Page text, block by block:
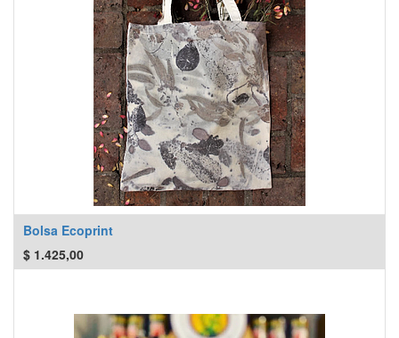
Bolsa Ecoprint
$ 1.425,00